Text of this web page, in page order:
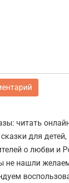
читать
для
о любви и
не нашли